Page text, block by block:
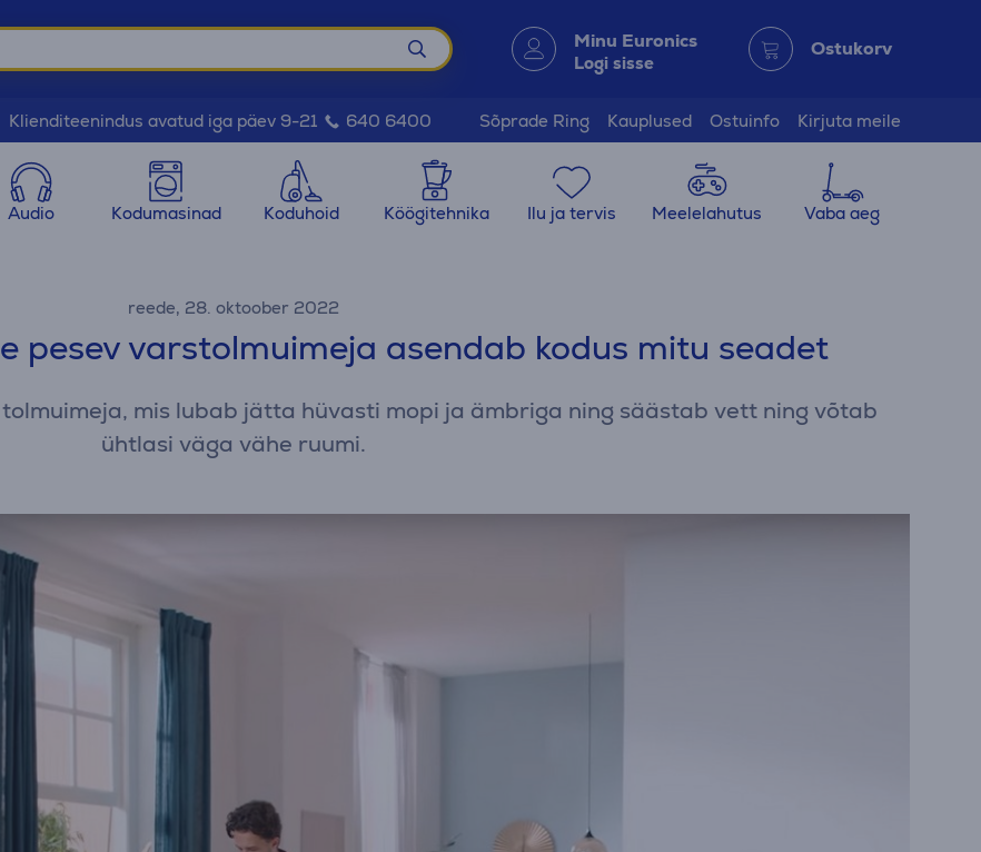
Minu Euronics
Logi sisse
Ostukorv
Klienditeenindus avatud iga päev 9-21 640 6400 Sõprade Ring Kauplused Ostuinfo Kirjuta meile
Audio Kodumasinad Koduhoid Köögitehnika Ilu ja tervis Meelelahutus Vaba aeg
reede, 28. oktoober 2022
pesev varstolmuimeja asendab kodus mitu seadet
mis lubab jätta hüvasti mopi ja ämbriga ning säästab vett ning võtab
ühtlasi väga vähe ruumi.